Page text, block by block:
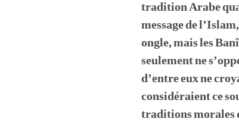
tradition Arabe
message de
ongle, mais les
seulement ne
d’entre eux ne
considéraient ce
traditions morales